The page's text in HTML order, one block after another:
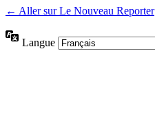
← Aller sur Le Nouveau Reporter
Langue